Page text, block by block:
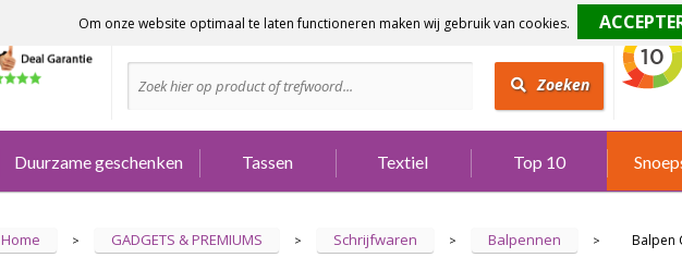
Advies nodig?
Zoeken
Duurzame geschenken Tassen Textiel Top 10
Home > GADGETS & PREMIUMS > Schrijfwaren > Balpennen > Balpen
Om onze website optimaal te laten functioneren maken wij gebruik van cookies.